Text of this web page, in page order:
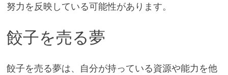
努力を反映している可能性があります。
餃子を売る夢
餃子を売る夢は、自分が持っている資源や能力を他